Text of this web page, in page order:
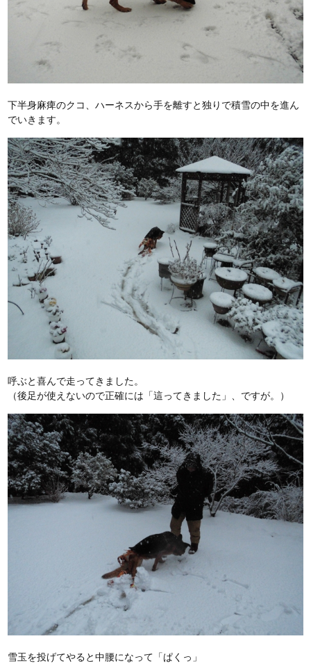
下半身麻痺のクコ、ハーネスから手を離すと独りで積雪の中を進ん
でいきます。
呼ぶと喜んで走ってきました。
（後足が使えないので正確には「這ってきました」、ですが。）
雪玉を投げてやると中腰になって「ぱくっ」